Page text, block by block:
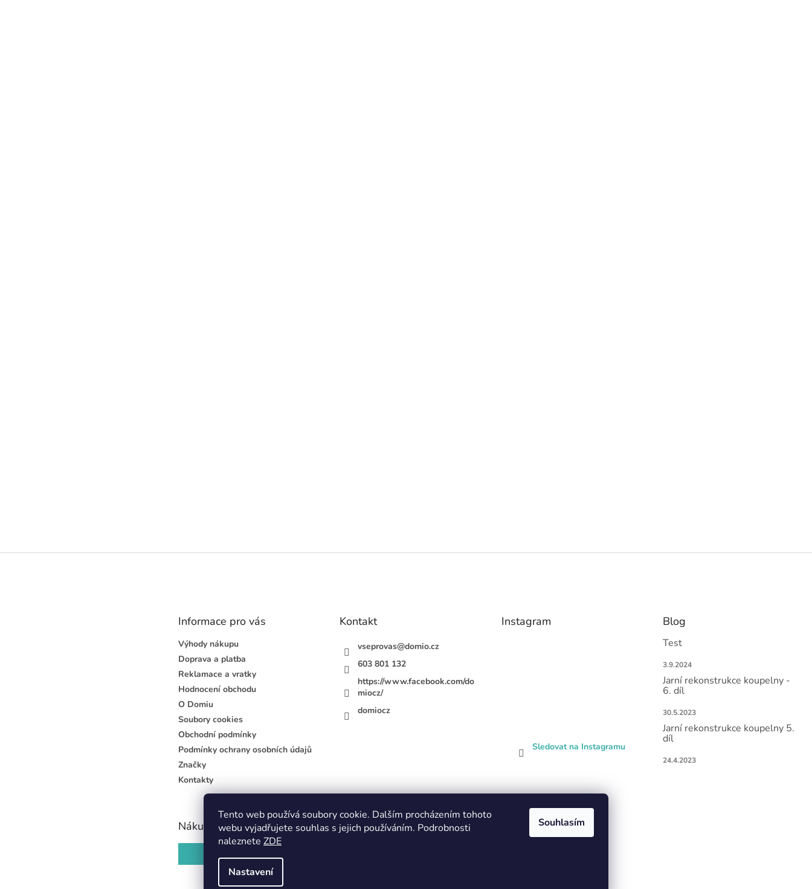
Tento web používá soubory cookie. Dalším procházením tohoto
webu vyjadřujete souhlas s jejich používáním. Podrobnosti
naleznete ZDE
Nastavení
Souhlasím
Z
Informace pro vás
Výhody nákupu
Doprava a platba
Reklamace a vratky
Hodnocení obchodu
O Domiu
Soubory cookies
Obchodní podmínky
Podmínky ochrany osobních údajů
Značky
Kontakty
Kontakt
vseprovas@domio.cz
603 801 132
https://www.facebook.com/do
miocz/
domiocz
Instagram
Sledovat na Instagramu
Blog
Test
3.9.2024
Jarní rekonstrukce koupelny -
6. díl
30.5.2023
Jarní rekonstrukce koupelny 5.
díl
24.4.2023
Nákupní košík